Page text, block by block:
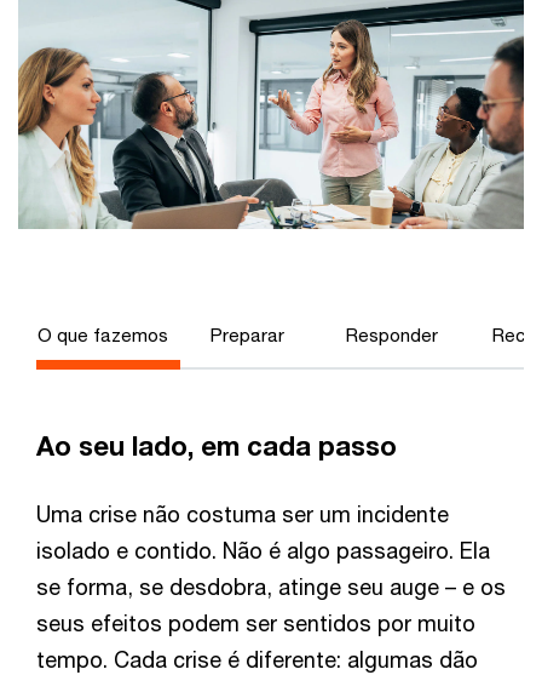
O que fazemos Preparar Responder
Ao seu lado, em cada passo
Uma crise não costuma ser um incidente
isolado e contido. Não é algo passageiro. Ela
se forma, se desdobra, atinge seu auge – e os
seus efeitos podem ser sentidos por muito
tempo. Cada crise é diferente: algumas dão